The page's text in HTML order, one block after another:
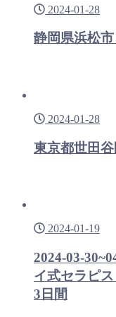
2024-01-28
静岡県浜松
2024-01-28
東京都世田
2024-01-19
2024-03-
イ式セラピ
3日間